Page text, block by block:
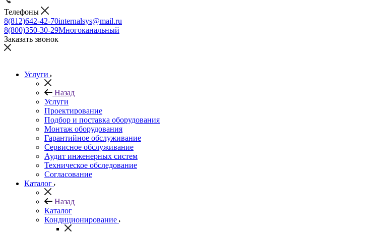
Телефоны
8(812)642-42-70internalsys@mail.ru
8(800)350-30-29Многоканальный
Заказать звонок
Услуги
Назад
Услуги
Проектирование
Подбор и поставка оборудования
Монтаж оборудования
Гарантийное обслуживание
Сервисное обслуживание
Аудит инженерных систем
Техническое обследование
Согласование
Каталог
Назад
Каталог
Кондиционирование